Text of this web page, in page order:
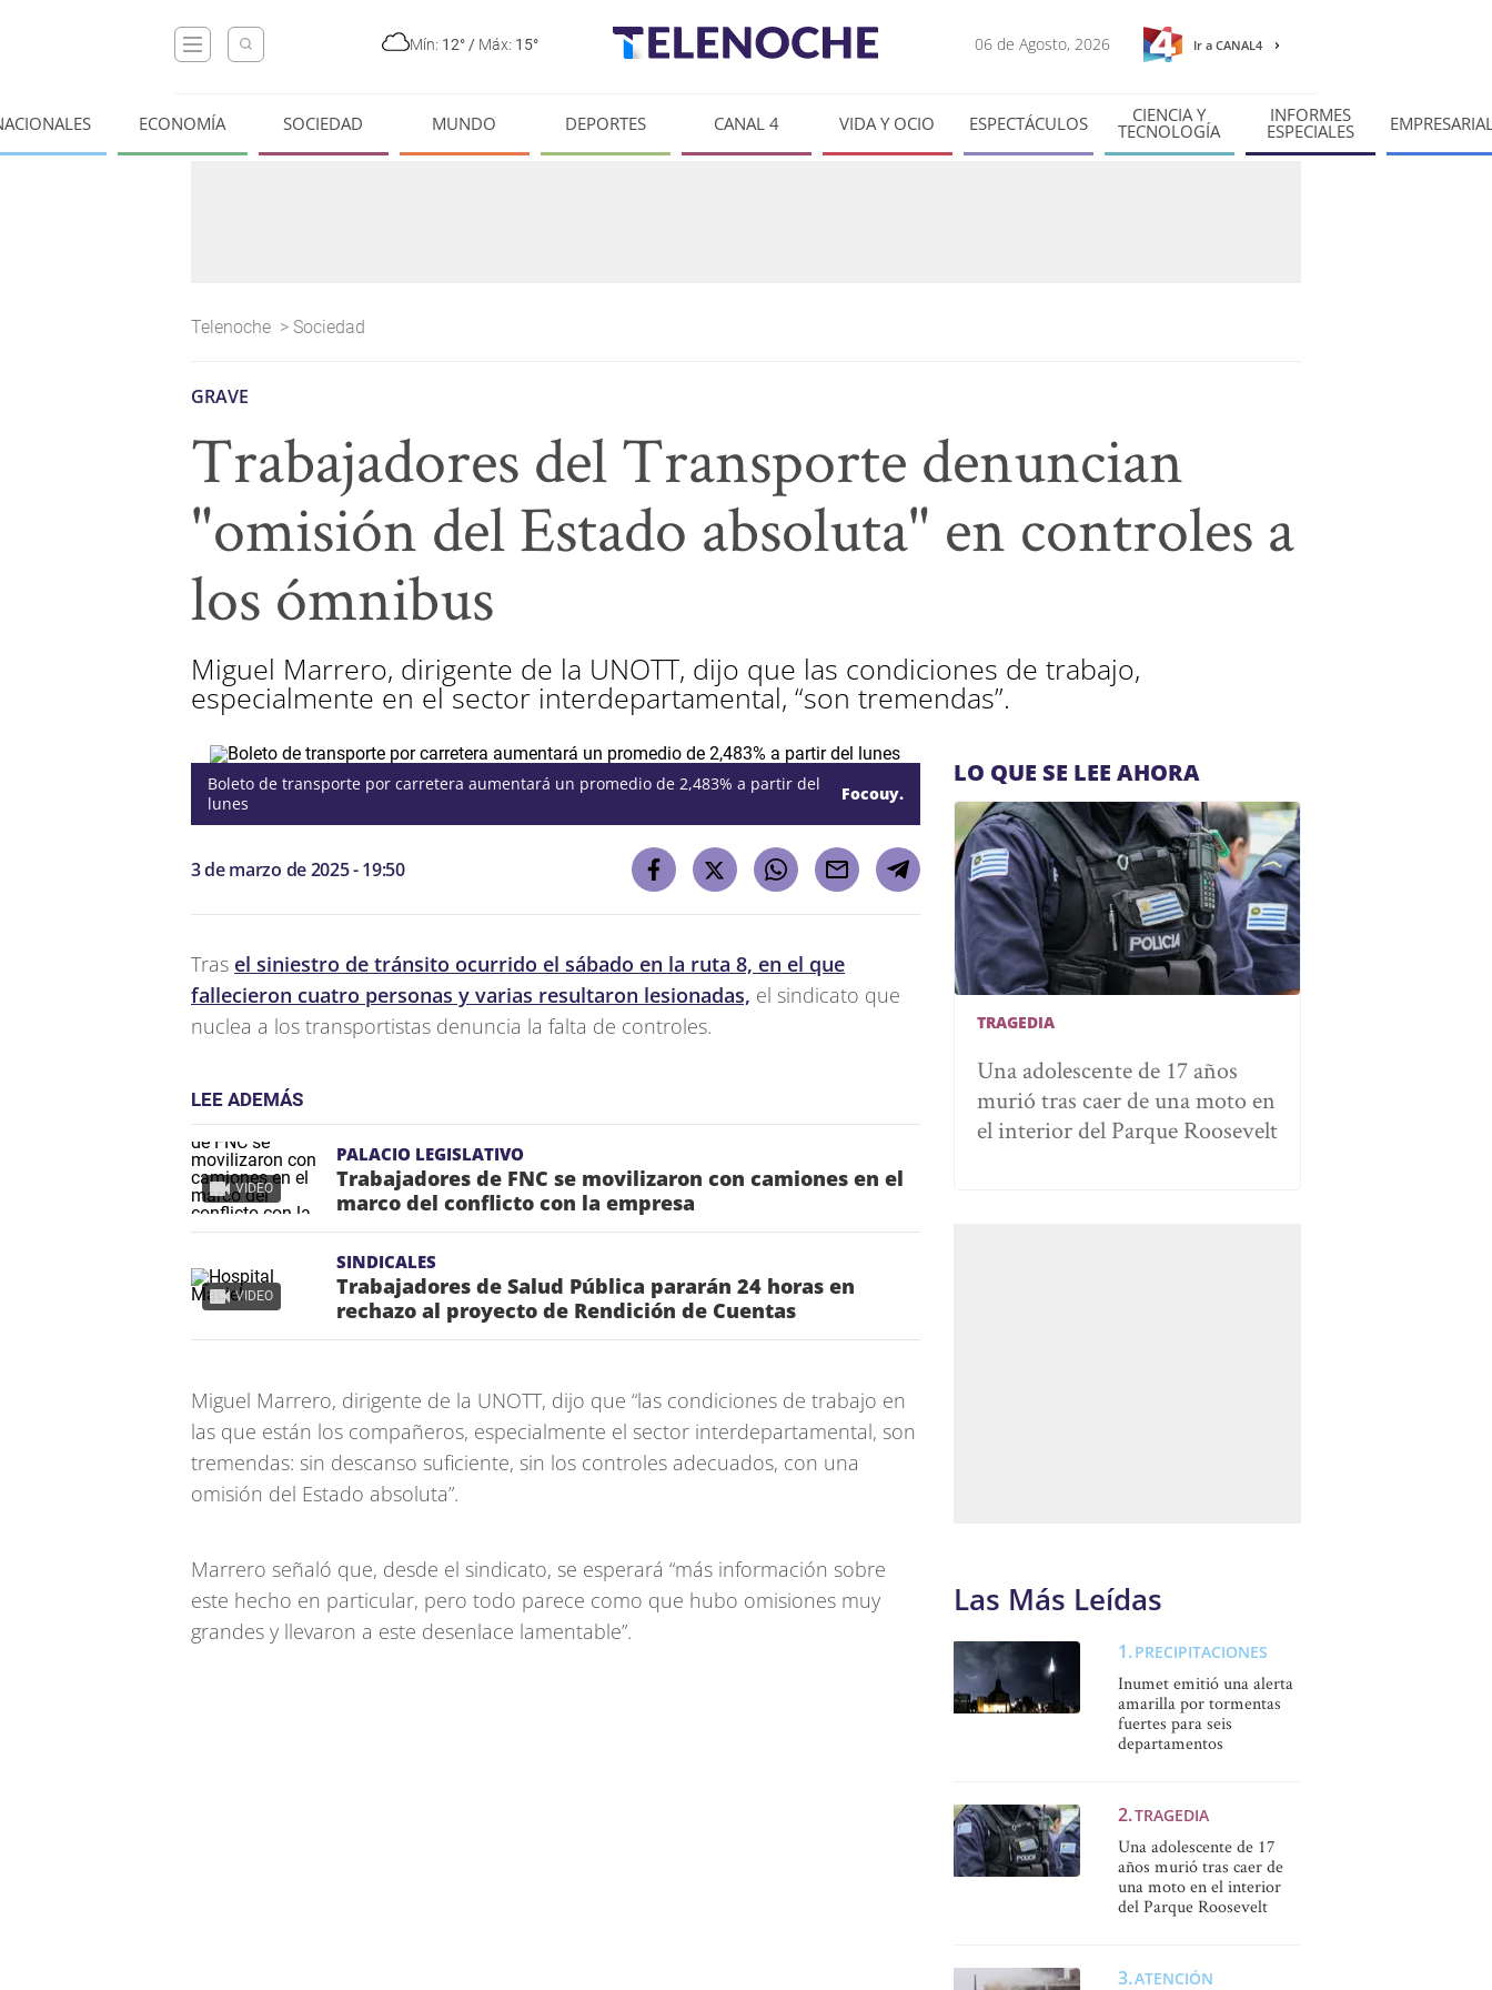
Mín: 12° / Máx: 15° 06 de Agosto, 2026 Ir a CANAL4
ECONOMÍA SOCIEDAD MUNDO DEPORTES CANAL 4 VIDA Y OCIO ESPECTÁCULOS CIENCIA Y
TECNOLOGÍA
INFORMES
ESPECIALES
Telenoche > Sociedad
GRAVE
Trabajadores del Transporte denuncian
"omisión del Estado absoluta" en controles a
los ómnibus
Miguel Marrero, dirigente de la UNOTT, dijo que las condiciones de trabajo,
especialmente en el sector interdepartamental, “son tremendas”.
Boleto de transporte por carretera aumentará un promedio de 2,483% a partir del
lunes
Focouy.
3 de marzo de 2025 - 19:50
Tras el siniestro de tránsito ocurrido el sábado en la ruta 8, en el que
fallecieron cuatro personas y varias resultaron lesionadas, el sindicato que
nuclea a los transportistas denuncia la falta de controles.
LEE ADEMÁS
VIDEO
PALACIO LEGISLATIVO
Trabajadores de FNC se movilizaron con camiones en el
marco del conflicto con la empresa
VIDEO
SINDICALES
Trabajadores de Salud Pública pararán 24 horas en
rechazo al proyecto de Rendición de Cuentas
Miguel Marrero, dirigente de la UNOTT, dijo que “las condiciones de trabajo en
las que están los compañeros, especialmente el sector interdepartamental, son
tremendas: sin descanso suficiente, sin los controles adecuados, con una
omisión del Estado absoluta”.
Marrero señaló que, desde el sindicato, se esperará “más información sobre
este hecho en particular, pero todo parece como que hubo omisiones muy
grandes y llevaron a este desenlace lamentable”.
LO QUE SE LEE AHORA
TRAGEDIA
Una adolescente de 17 años
murió tras caer de una moto en
el interior del Parque Roosevelt
Las Más Leídas
PRECIPITACIONES
Inumet emitió una alerta
amarilla por tormentas
fuertes para seis
departamentos
TRAGEDIA
Una adolescente de 17
años murió tras caer de
una moto en el interior
del Parque Roosevelt
ATENCIÓN